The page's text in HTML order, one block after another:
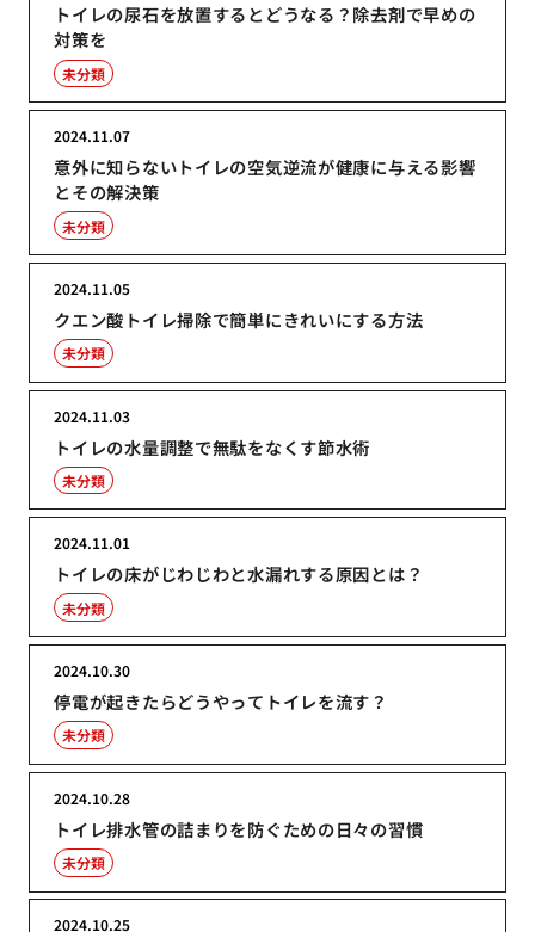
トイレの尿石を放置するとどうなる？除去剤で早めの
対策を
未分類
意外に知らないトイレの空気逆流が健康に与える影響
とその解決策
2024.11.07
未分類
クエン酸トイレ掃除で簡単にきれいにする方法
2024.11.05
未分類
トイレの水量調整で無駄をなくす節水術
2024.11.03
未分類
トイレの床がじわじわと水漏れする原因とは？
2024.11.01
未分類
停電が起きたらどうやってトイレを流す？
2024.10.30
未分類
トイレ排水管の詰まりを防ぐための日々の習慣
2024.10.28
未分類
2024.10.25